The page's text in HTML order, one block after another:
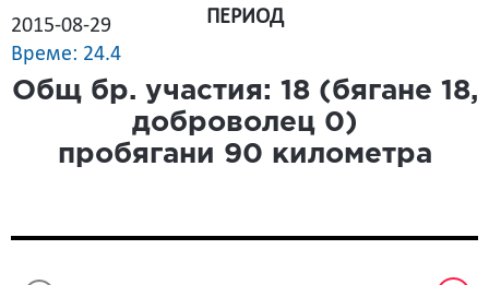
2015-08-29
Време: 24.4
ПЕРИОД
Общ бр. участия: 18(бягане 18,
доброволец 0)
пробягани 90 километра